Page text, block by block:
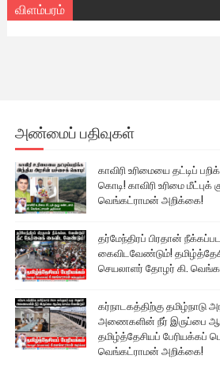
விளம்பரம்
அண்மைப் பதிவுகள்
காவிரி உரிமையை தட்டிப்
கொடி! காவிரி உரிமை
வெங்கட்ராமன் அறிக்கை!
தர்மேந்திரப் பிரதான்
கைவிடவேண்டும்!
செயலாளர் தோழர் கி.
கர்நாடகத்திற்கு தமிழ்நாடு
அணைகளின் நீர் இருப்பை
தமிழ்த்தேசியப் பேரியக்கப்
வெங்கட்ராமன் அறிக்கை!